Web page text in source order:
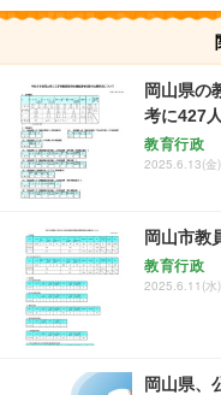
岡山県の
考に427人
教育行政
2025.6.13(金
岡山市教
教育行政
2025.6.11(水
岡山県、